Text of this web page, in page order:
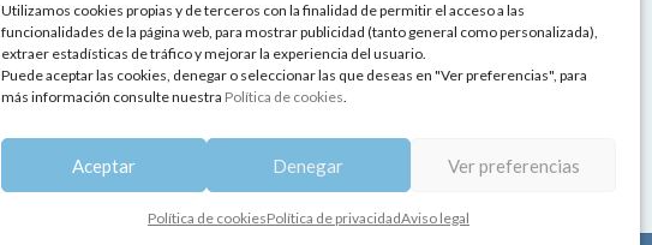
Utilizamos cookies propias y de terceros con la finalidad de permitir el acceso a las
funcionalidades de la página web, para mostrar publicidad (tanto general como personalizada),
extraer estadísticas de tráfico y mejorar la experiencia del usuario.
Puede aceptar las cookies, denegar o seleccionar las que deseas en "Ver preferencias", para
más información consulte nuestra Política de cookies.
Aceptar Denegar Ver preferencias
Política de cookiesPolítica de privacidadAviso legal
Tienda física
Talleres de aromaterapia
Tratamientos de belleza
Ayurveda
Aromaterapia y bienestar
Condiciones generales
Cambios y devoluciones
Formas de pago
Formas de envío